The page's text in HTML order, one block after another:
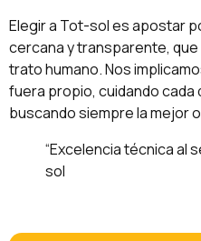
Elegir a Tot-sol es apostar
cercana y transparente,
trato humano. Nos
fuera propio, cuidando cada
buscando siempre la mejor
“Excelencia técnica al
sol